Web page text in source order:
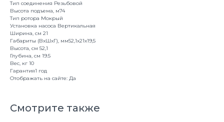
Тип соединения Резьбовой
Высота подъема, м74
Тип ротора Мокрый
Установка насоса Вертикальная
Ширина, см 21
Габариты (ВхШхГ), мм52,1х21х19,5
Высота, см 52,1
Глубина, см 19.5
Вес, кг 10
Гарантия1 год
Отображать на сайте: Да
Смотрите также